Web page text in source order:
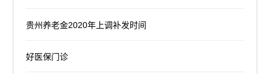
贵州养老金2020年上调补发时间
好医保门诊